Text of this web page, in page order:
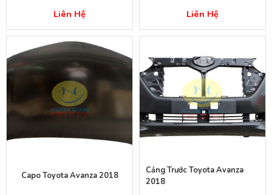
Liên Hệ Liên Hệ
Capo Toyota Avanza 2018
Cảng Trước Toyota Avanza
2018